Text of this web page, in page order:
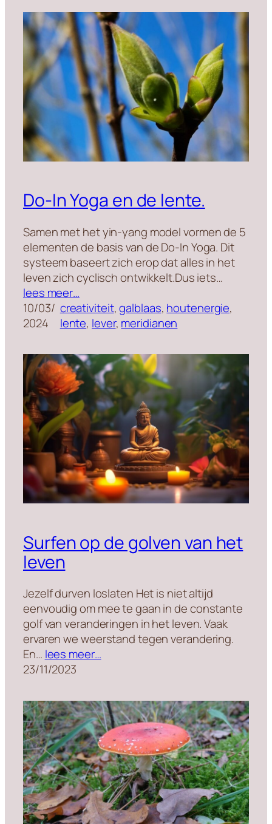
Do-In Yoga en de lente.
Samen met het yin-yang model vormen de 5
elementen de basis van de Do-In Yoga. Dit
systeem baseert zich erop dat alles in het
leven zich cyclisch ontwikkelt.Dus iets…
lees meer…
10/03/
2024
creativiteit, galblaas, houtenergie
lente, lever, meridianen
Surfen op de golven van het
leven
Jezelf durven loslaten Het is niet altijd
eenvoudig om mee te gaan in de constante
golf van veranderingen in het leven. Vaak
ervaren we weerstand tegen verandering.
En… lees meer…
23/11/2023